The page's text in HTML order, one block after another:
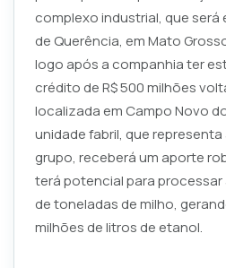
complexo industrial, que será
de Querência, em Mato
logo após a companhia ter
crédito de R$ 500 milhões
localizada em Campo Novo
unidade fabril, que
grupo, receberá um aporte
terá potencial para processar
de toneladas de milho,
milhões de litros de etanol.